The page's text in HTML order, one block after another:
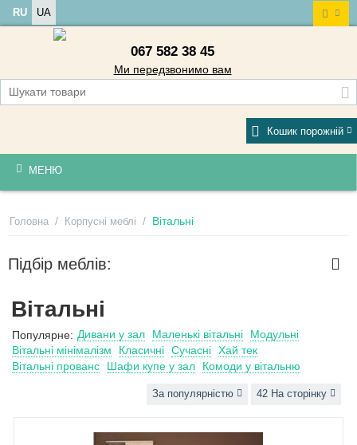
RU UA
067 582 38 45
Ми передзвонимо вам
Кошик порожній
МЕНЮ
Головна / Корпусні меблі / Вітальні
Підбір меблів:
Вітальні
Популярне: Дивани у зал Маленькі вітальні
Модульні
Вітальні мінімалізм
Класичні Сучасні Хай тек
Вітальні прованс
Шафи купе у зал Комоди у вітальню
За популярністю 42 На сторінку